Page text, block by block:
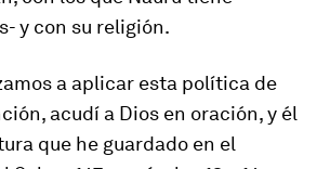
y con su religión.
a aplicar esta política de
acudí a Dios en oración, y él
que he guardado en el